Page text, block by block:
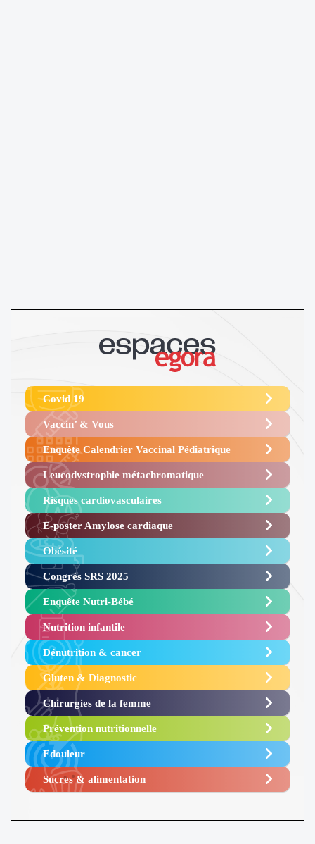
Covid 19
Vaccin’ & Vous
Enquête Calendrier Vaccinal Pédiatrique
Leucodystrophie métachromatique
Risques cardiovasculaires
E-poster Amylose cardiaque ​
Obésité ​
Congrès SRS 2025 ​
Enquête Nutri-Bébé ​
Nutrition infantile
Dénutrition & cancer
Gluten & Diagnostic
Chirurgies de la femme
Prévention nutritionnelle
Edouleur​
Sucres & alimentation​